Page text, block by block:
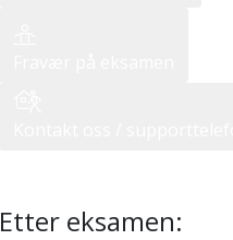
Etter eksamen: